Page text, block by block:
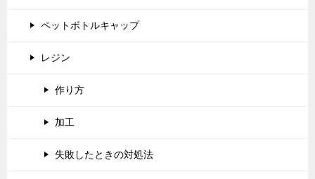
ペットボトルキャップ
レジン
作り方
加工
失敗したときの対処法